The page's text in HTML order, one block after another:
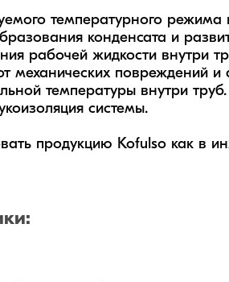
температурного режима
конденсата и
рабочей жидкости внутри
механических повреждений и
температуры внутри труб.
системы.
продукцию Kofulso как в